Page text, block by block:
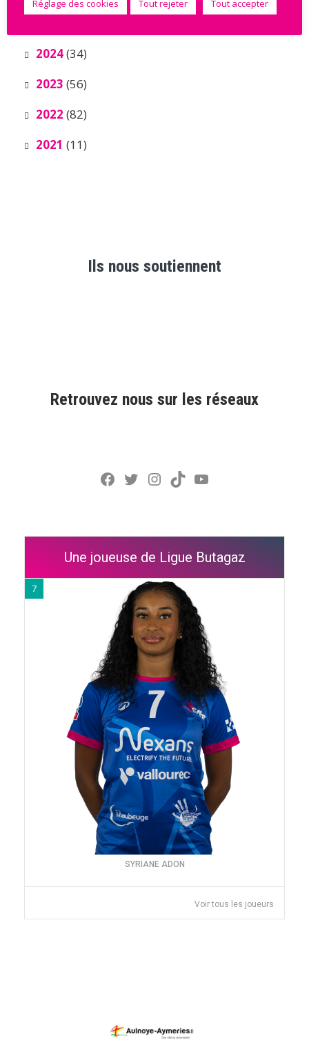
2024(34)
2023 (56)
2022 (82)
2021 (11)
Ils nous soutiennent
Retrouvez nous sur les réseaux
Facebook
Twitter
Instagram
TikTokYouTube
Une joueuse de Ligue Butagaz
7
SYRIANE ADON
Voir tous les joueurs
Réglage des cookies Tout rejeter Tout accepter